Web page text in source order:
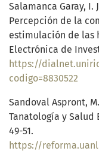
Salamanca Garay, I.
Percepción de la
estimulación de las
Electrónica de
https://
codigo=8830522
Sandoval Aspront,
Tanatología y Salud
49-51.
https://